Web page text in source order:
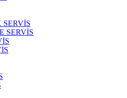
SERVİS
SERVİS